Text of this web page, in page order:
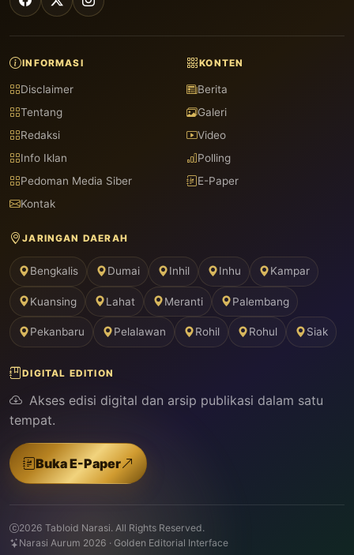
INFORMASI
Disclaimer
Tentang
Redaksi
Info Iklan
Pedoman Media Siber
Kontak
KONTEN
Berita
Galeri
Video
Polling
E-Paper
JARINGAN DAERAH
Bengkalis Dumai Inhil Inhu Kampar
Kuansing Lahat Meranti Palembang
Pekanbaru Pelalawan Rohil Rohul Siak
DIGITAL EDITION
Akses edisi digital dan arsip publikasi dalam satu
tempat.
Buka E-Paper
2026 Tabloid Narasi. All Rights Reserved.
Narasi Aurum 2026 · Golden Editorial Interface